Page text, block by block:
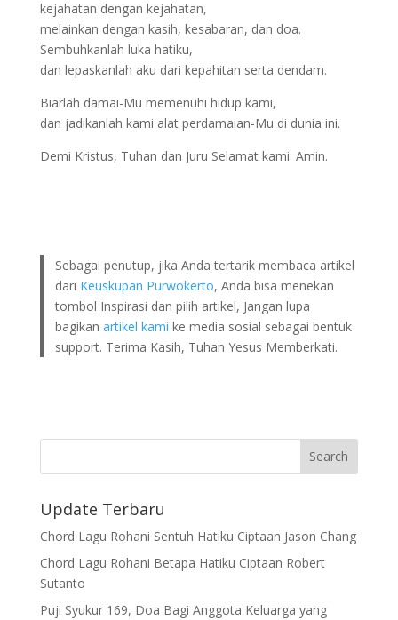
kejahatan dengan kejahatan,
melainkan dengan kasih, kesabaran, dan doa.
Sembuhkanlah luka hatiku,
dan lepaskanlah aku dari kepahitan serta dendam.
Biarlah damai-Mu memenuhi hidup kami,
dan jadikanlah kami alat perdamaian-Mu di dunia ini.
Demi Kristus, Tuhan dan Juru Selamat kami. Amin.
Sebagai penutup, jika Anda tertarik membaca artikel
dari Keuskupan Purwokerto, Anda bisa menekan
tombol Inspirasi dan pilih artikel, Jangan lupa
bagikanartikel kami ke media sosial sebagai bentuk
support. Terima Kasih, Tuhan Yesus Memberkati.
Update Terbaru
Chord Lagu Rohani Sentuh Hatiku Ciptaan Jason Chang
Chord Lagu Rohani Betapa Hatiku Ciptaan Robert
Sutanto
Puji Syukur 169, Doa Bagi Anggota Keluarga yang